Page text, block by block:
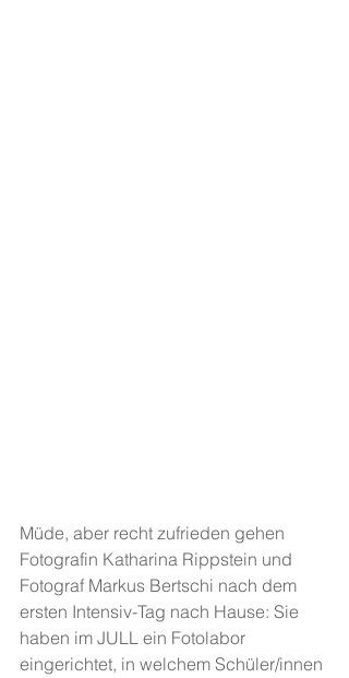
Müde, aber recht zufrieden gehen
Fotografin Katharina Rippstein und
Fotograf Markus Bertschi nach dem
ersten Intensiv-Tag nach Hause: Sie
haben im JULL ein Fotolabor
eingerichtet, in welchem Schüler/innen